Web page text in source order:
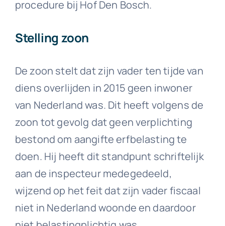
procedure bij Hof Den Bosch.
Stelling zoon
De zoon stelt dat zijn vader ten tijde van
diens overlijden in 2015 geen inwoner
van Nederland was. Dit heeft volgens de
zoon tot gevolg dat geen verplichting
bestond om aangifte erfbelasting te
doen. Hij heeft dit standpunt schriftelijk
aan de inspecteur medegedeeld,
wijzend op het feit dat zijn vader fiscaal
niet in Nederland woonde en daardoor